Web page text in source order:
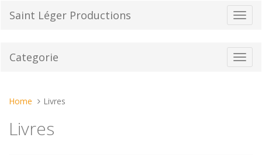
Saint Léger Productions
Categorie
Tu
qui:
Home Livres
Livres